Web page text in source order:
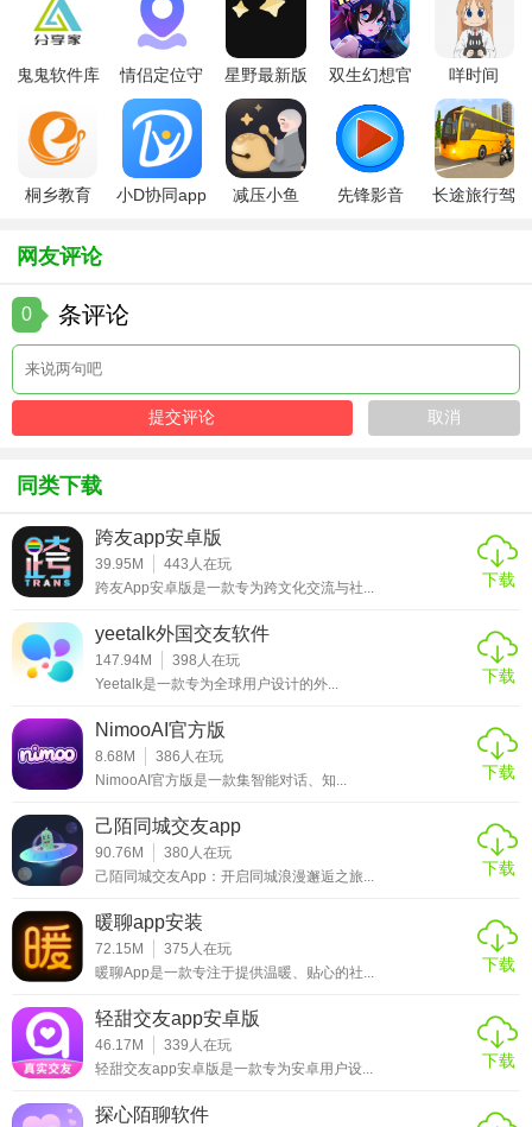
5. 宠物商城：精选猫粮、玩具、用品，支持积分兑换和限时
折扣。
【以猫己安卓版用法】
1. 注册登录：使用手机号或第三方账号快速注册，完善猫咪
信息即可开始使用。
醒频率（如每月/每季度）。
3. 记录日常：通过“今日记录”功能快速添加饮食、排便数据，
支持语音输入。
4. 社区互动：在“发现”页面浏览热门话题，发布动态时可添加
猫咪表情包增加趣味性。
【以猫己安卓版点评】
记录繁琐、知识获取分散的痛点。其健康管理功能尤其适合
多猫家庭或新手铲屎官，而社区互动设计则增强了用户粘
完整性在同类应用中表现突出，值得推荐给注重猫咪健康管
理的用户。
鬼鬼软件库
情侣定位守
护软件
星野最新版
双生幻想官
咩时间
桐乡教育
小D协同app
减压小鱼
先锋影音
长途旅行驾
网友评论
0 条评论
同类下载
跨友app安卓版
39.95M 443 人在玩
跨友App安卓版是一款专为跨文化交流与社...
下载
yeetalk外国交友软件
147.94M 398 人在玩
Yeetalk是一款专为全球用户设计的外...
下载
NimooAI官方版
8.68M 386 人在玩
NimooAI官方版是一款集智能对话、知...
下载
己陌同城交友app
90.76M 380 人在玩
己陌同城交友App：开启同城浪漫邂逅之旅...
下载
暖聊app安装
72.15M 375 人在玩
暖聊App是一款专注于提供温暖、贴心的社...
下载
轻甜交友app安卓版
46.17M 339 人在玩
轻甜交友app安卓版是一款专为安卓用户设...
下载
探心陌聊软件